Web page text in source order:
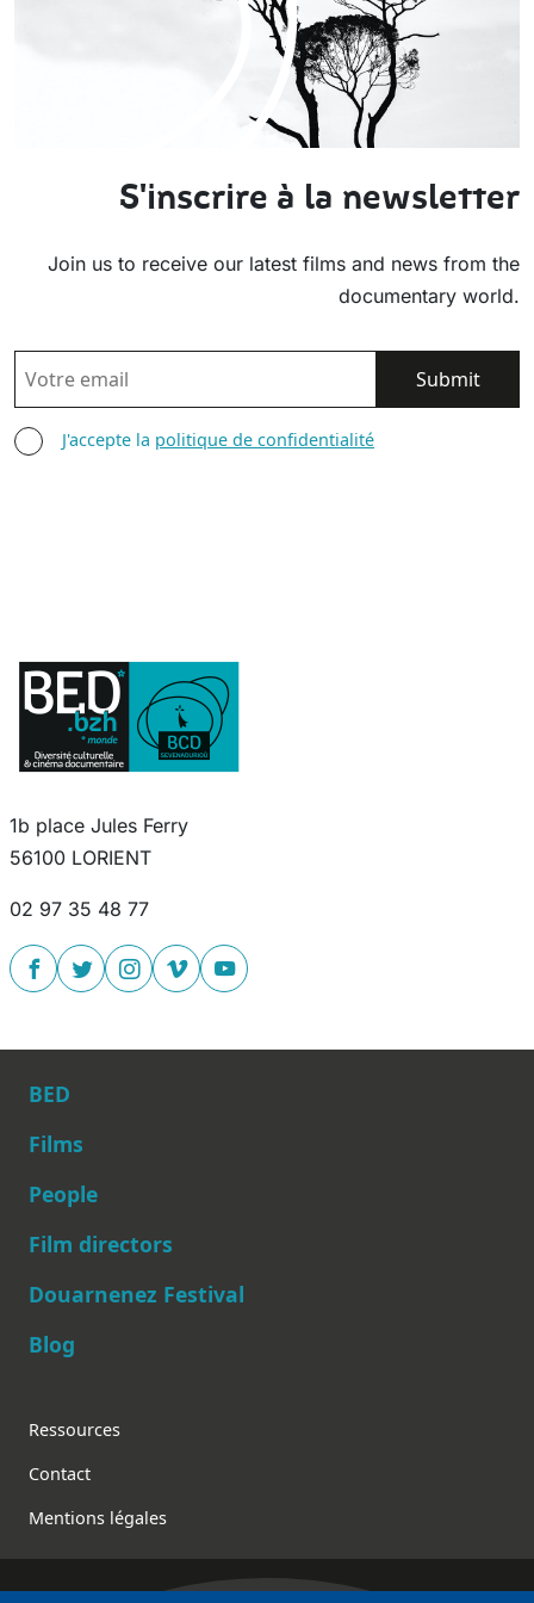
S'inscrire à la newsletter
Join us to receive our latest films and news from the
documentary world.
EMAIL
AGREE TERMS
J'accepte la politique de confidentialité
1b place Jules Ferry
56100 LORIENT
02 97 35 48 77
Main navigation
BED
Films
People
Film directors
Douarnenez Festival
Blog
Footer
Ressources
Contact
Mentions légales